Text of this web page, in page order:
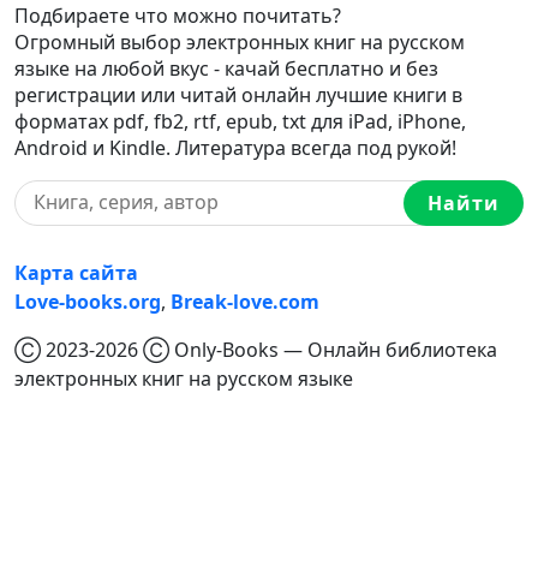
Подбираете что можно почитать?
Огромный выбор электронных книг на русском
языке на любой вкус - качай бесплатно и без
регистрации или читай онлайн лучшие книги в
форматах pdf, fb2, rtf, epub, txt для iPad, iPhone,
Android и Kindle. Литература всегда под рукой!
Найти
Карта сайта
Love-books.org, Break-love.com
Ⓒ 2023-2026 Ⓒ Only-Books — Онлайн библиотека
электронных книг на русском языке